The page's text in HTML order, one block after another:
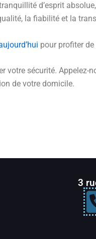
d’esprit
la fiabilité et la
pour profiter
votre sécurité. Appelez-
de votre domicile.
3